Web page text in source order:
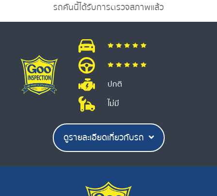
รถคันนี้ได้รับการตรวจสภาพแล้ว
ปกติ
ไม่มี
ดูรายละเอียดเกี่ยวกับรถ